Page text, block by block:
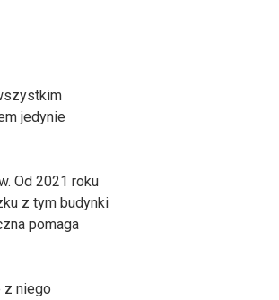
jedynie
Od 2021 roku
z tym budynki
pomaga
z niego